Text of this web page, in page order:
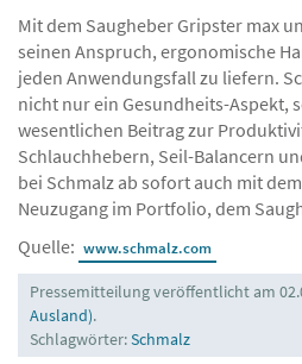
Mit dem Saugheber Gripster max
seinen Anspruch, ergonomische
jeden Anwendungsfall zu liefern.
nicht nur ein Gesundheits-Aspekt,
wesentlichen Beitrag zur
Schlauchhebern, Seil-Balancern
bei Schmalz ab sofort auch mit
Neuzugang im Portfolio, dem
Quelle: www.schmalz.com
Pressemitteilung veröffentlicht am
Ausland).
Schlagwörter:Schmalz